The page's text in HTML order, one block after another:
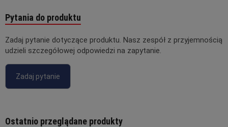
Pytania do produktu
Zadaj pytanie dotyczące produktu. Nasz zespół z przyjemnością
udzieli szczegółowej odpowiedzi na zapytanie.
Zadaj pytanie
Ostatnio przeglądane produkty